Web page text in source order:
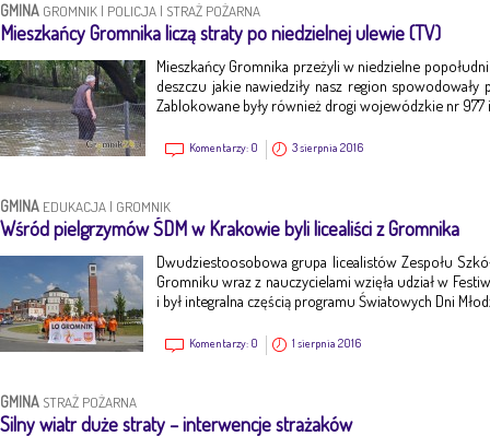
GMINA GROMNIK | POLICJA | STRAŻ POŻARNA
Mieszkańcy Gromnika liczą straty po niedzielnej ulewie (TV)
Mieszkańcy Gromnika przeżyli w niedzielne
deszczu jakie nawiedziły nasz region
Zablokowane były również drogi wojewódzkie nr 977
Komentarzy: 0 3 sierpnia 2016
GMINA EDUKACJA | GROMNIK
Wśród pielgrzymów ŚDM w Krakowie byli licealiści z Gromnika
Dwudziestoosobowa grupa licealistów Zespołu
Gromniku wraz z nauczycielami wzięła udział w
i był integralna częścią programu Światowych Dni
Komentarzy: 0 1 sierpnia 2016
GMINA STRAŻ POŻARNA
Silny wiatr duże straty – interwencje strażaków